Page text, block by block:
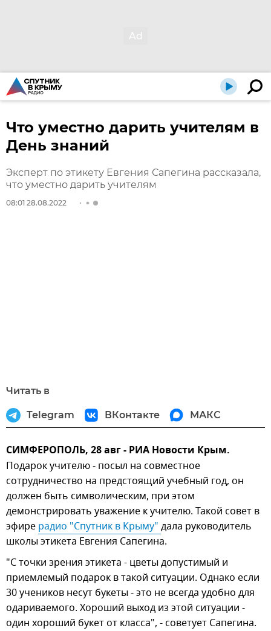
Что уместно дарить учителям в
День знаний
Эксперт по этикету Евгения Сапегина рассказала,
что уместно дарить учителям
08:01 28.08.2022
Читать в
Telegram ВКонтакте МАКС
СИМФЕРОПОЛЬ, 28 авг - РИА Новости Крым.
Подарок учителю - посыл на совместное
сотрудничество на предстоящий учебный год, он
должен быть символическим, при этом
демонстрировать уважение к учителю. Такой совет в
эфире радио "Спутник в Крыму" дала руководитель
школы этикета Евгения Сапегина.
"С точки зрения этикета - цветы допустимый и
приемлемый подарок в такой ситуации. Однако если
30 учеников несут букеты - это не всегда удобно для
одариваемого. Хороший выход из этой ситуации -
один хороший букет от класса", - советует Сапегина.